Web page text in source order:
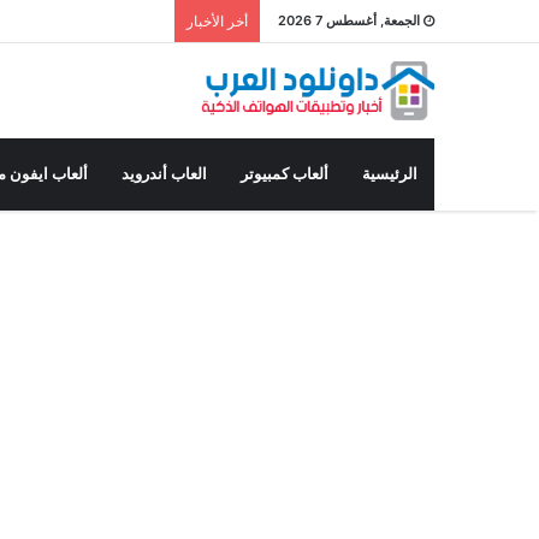
الجمعة, أغسطس 7 2026 أخر الأخبار
الرئيسية ألعاب كمبيوتر العاب أندرويد ألعاب ايفون